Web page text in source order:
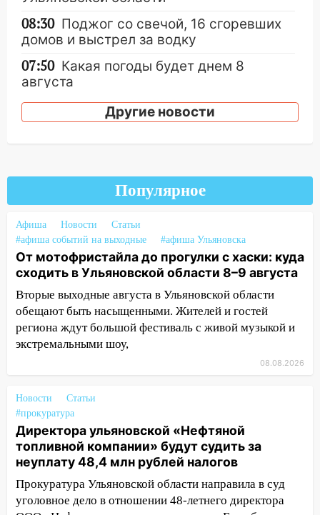
08:30 Поджог со свечой, 16 сгоревших
домов и выстрел за водку
07:50 Какая погоды будет днем 8
августа
06:45 Императорский мост в
Ульяновске останется закрытым до
на 8 августа — кому повезет с
деньгами, а кого ждет неожиданная
04:47 В Ульяновской области объявили
ракетную опасность: звучат сирены
07.08.2026
20:40 Ульяновские аграрии смогут
купить тракторы с отсрочкой платежа
до декабря
19:34
празднованию Дня сотрудника органов
следствия Российской Федерации
19:30 Ульяновцев приглашают
поддержать «Симбирскую чебурашку»
на фестивале «ФормАРТ»
18:11 Ульяновская область стала
Другие новости
Популярное
Афиша Новости
Статьи
#афиша событий на выходные
#афиша Ульяновска
От мотофристайла до прогулки с хаски: куда
сходить в Ульяновской области 8–9 августа
Вторые выходные августа в Ульяновской области
обещают быть насыщенными. Жителей и гостей
региона ждут большой фестиваль с живой музыкой и
экстремальными шоу,
08.08.2026
Новости
Статьи
#прокуратура
Директора ульяновской «Нефтяной
топливной компании» будут судить за
неуплату 48,4 млн рублей налогов
Прокуратура Ульяновской области направила в суд
уголовное дело в отношении 48-летнего директора